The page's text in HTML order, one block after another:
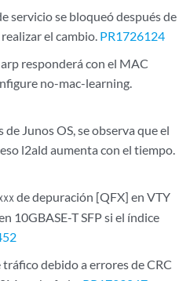
servicio se bloqueó después de
el cambio. PR1726124
responderá con el MAC
no-mac-learning.
Junos OS, se observa que el
l2ald aumenta con el tiempo.
de depuración [QFX] en VTY
10GBASE-T SFP si el índice
debido a errores de CRC